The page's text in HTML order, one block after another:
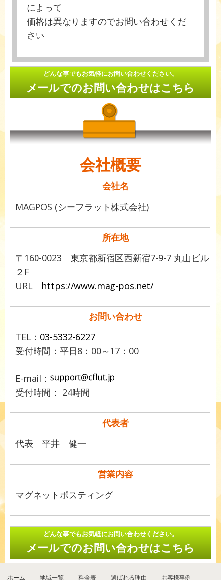
によって
価格は異なりますのでお問い合わせくだ
さい
どんな事でもお気軽にお問い合わせください。
メールでのお問い合わせはこちら
会社概要
会社名
MAGPOS (シーフラット株式会社)
所在地
〒160-0023 東京都新宿区西新宿7-9-7 丸山ビル
２F
URL： https://www.mag-pos.net/
お問い合わせ
TEL： 03-5332-6227
受付時間：平日8：00～17：00
E-mail：
受付時間： 24時間
代表者
代表 平井 健一
営業内容
マグネットポスティング
どんな事でもお気軽にお問い合わせください。
メールでのお問い合わせはこちら
ホーム 地域一覧 料金表 選ばれる理由 お客様事例